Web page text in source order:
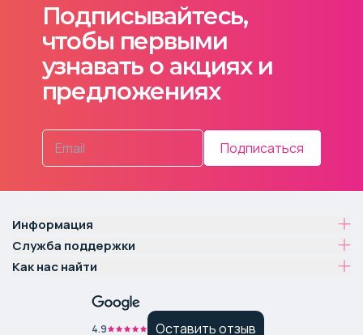
Подписывайтесь,
чтобы первыми
узнавать о акциях и
предложениях
Подписаться
Информация
Служба поддержки
Как нас найти
4.9 Оставить отзыв